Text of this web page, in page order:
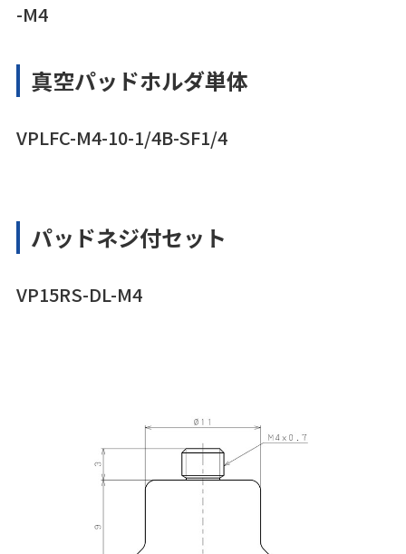
-M4
真空パッドホルダ単体
VPLFC-M4-10-1/4B-SF1/4
パッドネジ付セット
VP15RS-DL-M4